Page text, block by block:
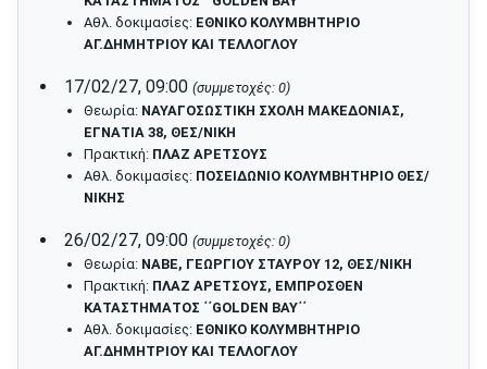
Αθλ. δοκιμασίες: ΕΘΝΙΚΟ ΚΟΛΥΜΒΗΤΗΡΙΟ
ΑΓ.ΔΗΜΗΤΡΙΟΥ ΚΑΙ ΤΕΛΛΟΓΛΟΥ
17/02/27, 09:00 (συμμετοχές: 0)
Θεωρία: ΝΑΥΑΓΟΣΩΣΤΙΚΗ ΣΧΟΛΗ ΜΑΚΕΔΟΝΙΑΣ,
ΕΓΝΑΤΙΑ 38, ΘΕΣ/ΝΙΚΗ
Πρακτική: ΠΛΑΖ ΑΡΕΤΣΟΥΣ
Αθλ. δοκιμασίες: ΠΟΣΕΙΔΩΝΙΟ ΚΟΛΥΜΒΗΤΗΡΙΟ ΘΕΣ/
ΝΙΚΗΣ
26/02/27, 09:00 (συμμετοχές: 0)
Θεωρία: ΝΑΒΕ, ΓΕΩΡΓΙΟΥ ΣΤΑΥΡΟΥ 12, ΘΕΣ/ΝΙΚΗ
Πρακτική: ΠΛΑΖ ΑΡΕΤΣΟΥΣ, ΕΜΠΡΟΣΘΕΝ
ΚΑΤΑΣΤΗΜΑΤΟΣ ΄΄GOLDEN BAY΄΄
Αθλ. δοκιμασίες: ΕΘΝΙΚΟ ΚΟΛΥΜΒΗΤΗΡΙΟ
ΑΓ.ΔΗΜΗΤΡΙΟΥ ΚΑΙ ΤΕΛΛΟΓΛΟΥ